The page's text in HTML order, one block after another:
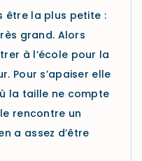
être la plus petite :
grand. Alors
à l’école pour la
Pour s’apaiser elle
la taille ne compte
rencontre un
a assez d’être